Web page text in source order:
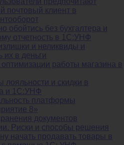
почтовый клиент в
обойтись без бухгалтера и
отчетность в 1С:УНФ
и неликвиды и
их в деньги
работы магазина в
лояльности и скидки в
и 1С:УНФ
платформы
8»
документов
Риски и способы решения
начать продавать товары в